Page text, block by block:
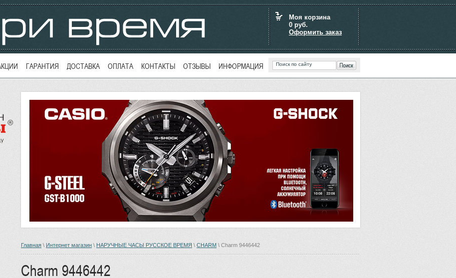
Моя корзина
0 руб.
Оформить заказ
ГАРАНТИЯ ДОСТАВКА ОПЛАТА КОНТАКТЫ ОТЗЫВЫ ИНФОРМАЦИЯ
Главная \ Интернет магазин \ НАРУЧНЫЕ ЧАСЫ РУССКОЕ ВРЕМЯ \ CHARM \ Charm 9446442
Charm 9446442